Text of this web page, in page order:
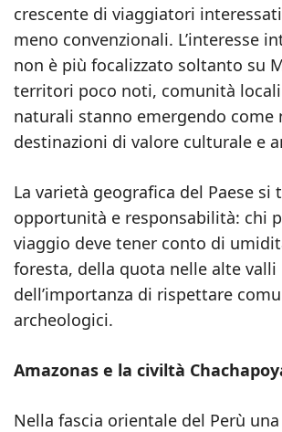
crescente di viaggiatori
meno convenzionali. L’interesse
non è più focalizzato soltanto su
territori poco noti, comunità
naturali stanno emergendo come
destinazioni di valore culturale e
La varietà geografica del Paese si
opportunità e responsabilità: chi
viaggio deve tener conto di
foresta, della quota nelle alte valli
dell’importanza di rispettare
archeologici.
Amazonas e la civiltà
Nella fascia orientale del Perù